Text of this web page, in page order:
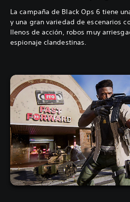
La campaña de Black Ops 6 tiene
y una gran variedad de escenarios
llenos de acción, robos muy
espionaje clandestinas.